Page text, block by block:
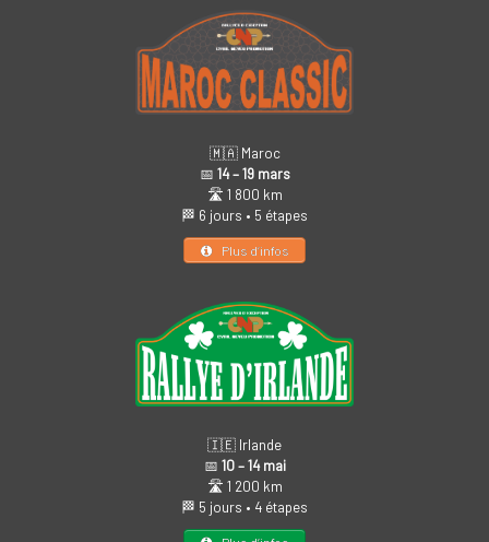
🇲🇦 Maroc
📅 14 – 19 mars
🛣️ 1 800 km
🏁 6 jours • 5 étapes
Plus d’infos
🇮🇪 Irlande
📅 10 – 14 mai
🛣️ 1 200 km
🏁 5 jours • 4 étapes